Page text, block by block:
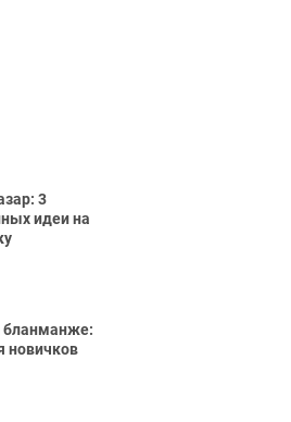
3
идеи на
новичков